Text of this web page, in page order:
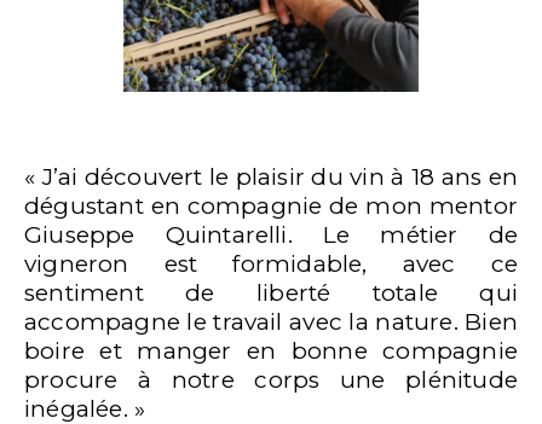
« J’ai découvert le plaisir du vin à 18 ans en
dégustant en compagnie de mon mentor
Giuseppe Quintarelli. Le métier de
vigneron est formidable, avec ce
sentiment de liberté totale qui
accompagne le travail avec la nature. Bien
boire et manger en bonne compagnie
procure à notre corps une plénitude
inégalée. »